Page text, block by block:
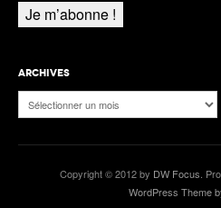
ARCHIVES
Archives
Copyright © 2012 by DW Focus .
WordPress Theme